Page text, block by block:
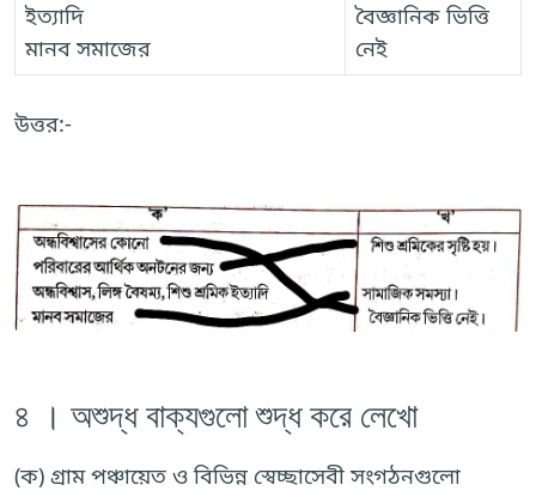
ইত্যাদি
মানব সমাজের
বৈজ্ঞানিক ভিত্তি
নেই
উত্তর:-
৪ । অশুদ্ধ বাক্যগুলো শুদ্ধ করে লেখো
(ক) গ্রাম পঞ্চায়েত ও বিভিন্ন স্বেচ্ছাসেবী সংগঠনগুলো